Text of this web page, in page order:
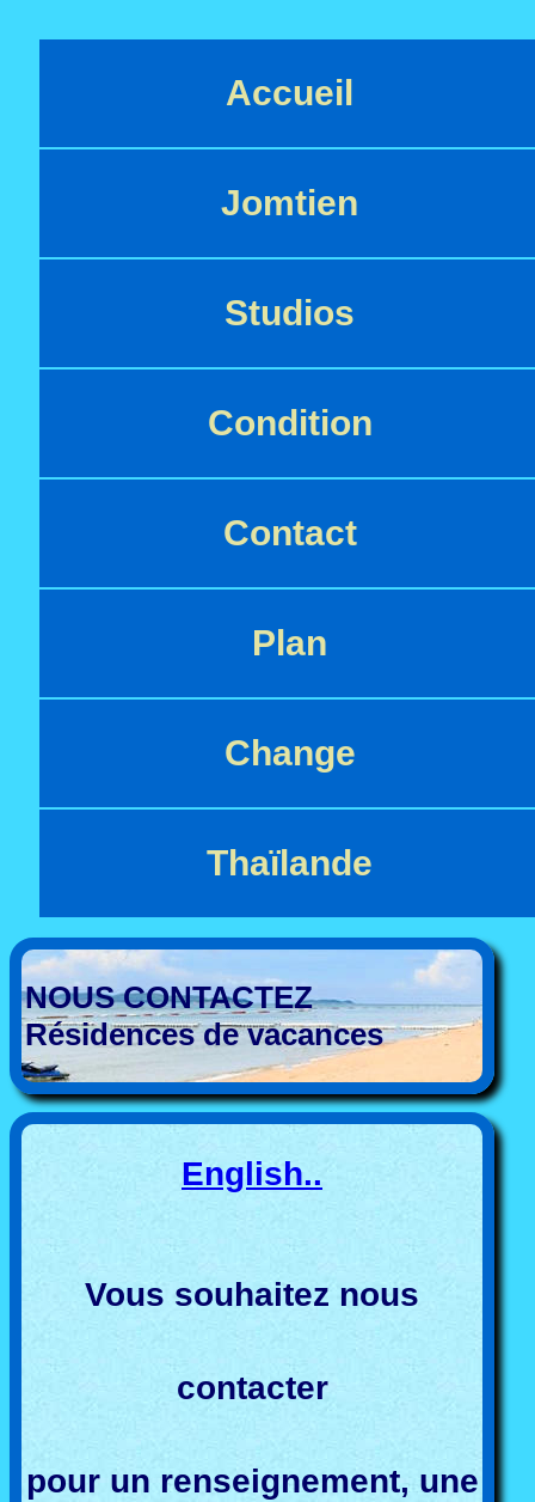
Accueil
Jomtien
Studios
Condition
Contact
Plan
Change
Thaïlande
NOUS CONTACTEZ
Résidences de vacances
English..
Vous souhaitez nous
contacter
pour un renseignement, une